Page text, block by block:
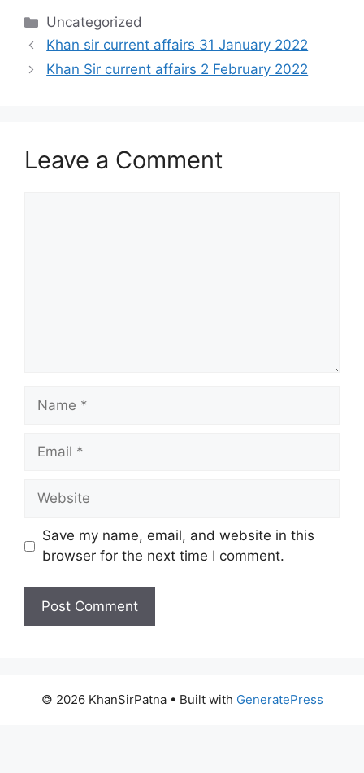
Categories
Uncategorized
Khan sir current affairs 31 January 2022
Khan Sir current affairs 2 February 2022
Leave a Comment
Name
Email
Website
Save my name, email, and website in this
browser for the next time I comment.
© 2026 KhanSirPatna• Built with GeneratePress